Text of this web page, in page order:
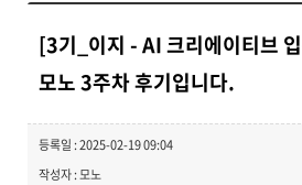
[3기_이지 - AI 크리에이티브
모노 3주차 후기입니다.
등록일 : 2025-02-19 09:04
작성자 : 모노